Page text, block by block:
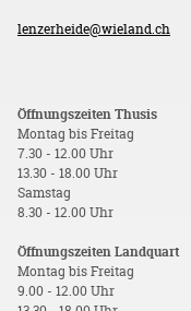
lenzerheide@wieland.ch
Öffnungszeiten Thusis
Montag bis Freitag
7.30 - 12.00 Uhr
13.30 - 18.00 Uhr
Samstag
8.30 - 12.00 Uhr
Öffnungszeiten Landquart
Montag bis Freitag
9.00 - 12.00 Uhr